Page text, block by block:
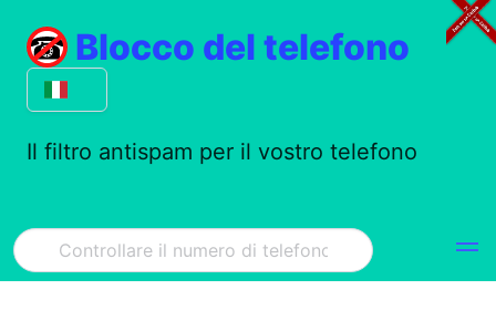
Blocco del telefono
Il filtro antispam per il vostro telefono